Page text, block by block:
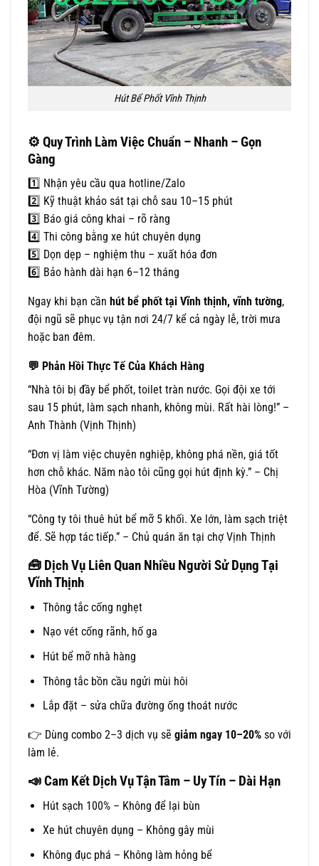
Hút Bể Phốt Vĩnh Thịnh
⚙️ Quy Trình Làm Việc Chuẩn – Nhanh – Gọn
Gàng
1️⃣ Nhận yêu cầu qua hotline/Zalo
2️⃣ Kỹ thuật khảo sát tại chỗ sau 10–15 phút
3️⃣ Báo giá công khai – rõ ràng
4️⃣ Thi công bằng xe hút chuyên dụng
5️⃣ Dọn dẹp – nghiệm thu – xuất hóa đơn
6️⃣ Bảo hành dài hạn 6–12 tháng
Ngay khi bạn cần hút bể phốt tại Vĩnh thịnh, vĩnh tường,
đội ngũ sẽ phục vụ tận nơi 24/7 kể cả ngày lễ, trời mưa
hoặc ban đêm.
💬 Phản Hồi Thực Tế Của Khách Hàng
“Nhà tôi bị đầy bể phốt, toilet tràn nước. Gọi đội xe tới
sau 15 phút, làm sạch nhanh, không mùi. Rất hài lòng!” –
Anh Thành (Vịnh Thịnh)
“Đơn vị làm việc chuyên nghiệp, không phá nền, giá tốt
hơn chỗ khác. Năm nào tôi cũng gọi hút định kỳ.” – Chị
Hòa (Vĩnh Tường)
“Công ty tôi thuê hút bể mỡ 5 khối. Xe lớn, làm sạch triệt
để. Sẽ hợp tác tiếp.” – Chủ quán ăn tại chợ Vịnh Thịnh
🧰 Dịch Vụ Liên Quan Nhiều Người Sử Dụng Tại
Vĩnh Thịnh
Thông tắc cống nghẹt
Nạo vét cống rãnh, hố ga
Hút bể mỡ nhà hàng
Thông tắc bồn cầu ngửi mùi hôi
Lắp đặt – sửa chữa đường ống thoát nước
👉 Dùng combo 2–3 dịch vụ sẽ giảm ngay 10–20% so với
làm lẻ.
📣 Cam Kết Dịch Vụ Tận Tâm – Uy Tín – Dài Hạn
Hút sạch 100% – Không để lại bùn
Xe hút chuyên dụng – Không gây mùi
Không đục phá – Không làm hỏng bể